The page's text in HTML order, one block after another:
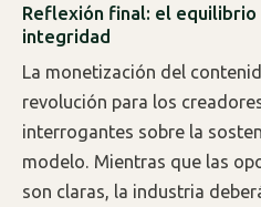
Reflexión final: el
integridad
La monetización del
revolución para los
interrogantes sobre la
modelo. Mientras que las
son claras, la industria